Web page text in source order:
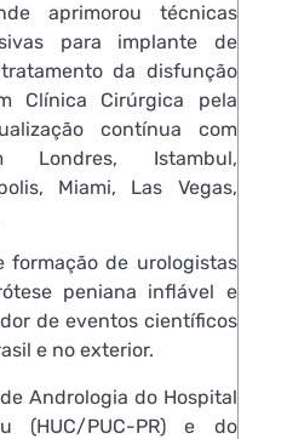
aprimorou técnicas
para implante de
da disfunção
Clínica Cirúrgica pela
contínua com
Londres, Istambul,
Miami, Las Vegas,
formação de urologistas
peniana inflável e
de eventos científicos
e no exterior.
Andrologia do Hospital
(HUC/PUC-PR) e do